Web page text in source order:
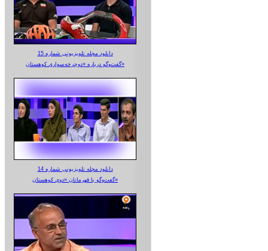
دانلود مجله تلویزیونی شماره 15
گفت‌وگو درباره «دوچرخه‌سواری کوهستان»
دانلود مجله تلویزیونی شماره 14
گفت‌وگو با قهرمانان «دوی کوهستان»